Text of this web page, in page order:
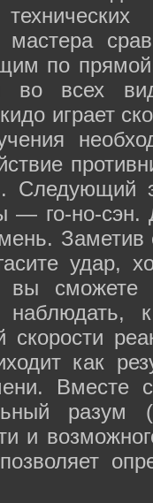
по
всех
играет
— го-но-
удар,
сможете
наблюдать,
как
Вместе
разум
и